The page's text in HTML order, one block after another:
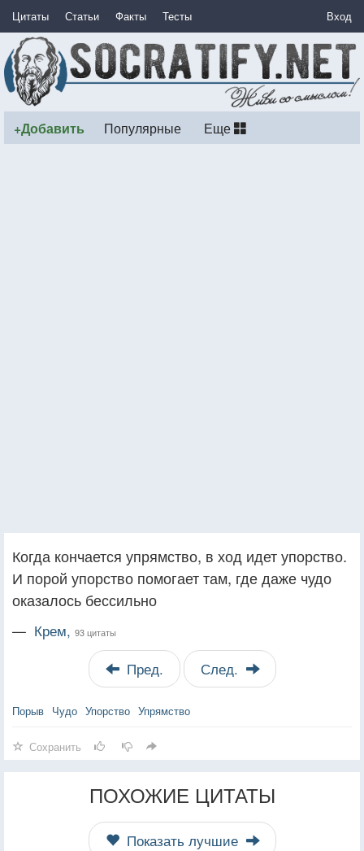
Цитаты Статьи Факты Тесты Вход
+Добавить Популярные Еще
Когда кончается упрямство, в ход идет упорство.
И порой упорство помогает там, где даже чудо
оказалось бессильно
— Крем, 93 цитаты
Пред. След.
Порыв Чудо Упорство Упрямство
Сохранить
ПОХОЖИЕ ЦИТАТЫ
Показать лучшие